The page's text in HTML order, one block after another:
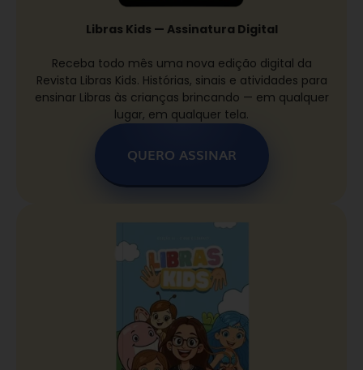
Libras Kids — Assinatura Digital
Receba todo mês uma nova edição digital da
Revista Libras Kids. Histórias, sinais e atividades para
ensinar Libras às crianças brincando — em qualquer
lugar, em qualquer tela.
QUERO ASSINAR